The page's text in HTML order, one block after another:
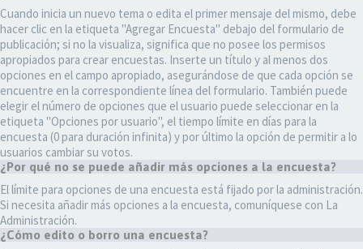
Cuando inicia un nuevo tema o edita el primer mensaje del mismo, debe
hacer clic en la etiqueta "Agregar Encuesta" debajo del formulario de
publicación; si no la visualiza, significa que no posee los permisos
apropiados para crear encuestas. Inserte un título y al menos dos
opciones en el campo apropiado, asegurándose de que cada opción se
encuentre en la correspondiente línea del formulario. También puede
elegir el número de opciones que el usuario puede seleccionar en la
etiqueta "Opciones por usuario", el tiempo límite en días para la
encuesta (0 para duración infinita) y por último la opción de permitir a lo
usuarios cambiar su votos.
¿Por qué no se puede añadir más opciones a la encuesta?
El límite para opciones de una encuesta está fijado por la administración.
Si necesita añadir más opciones a la encuesta, comuníquese con La
Administración.
¿Cómo edito o borro una encuesta?